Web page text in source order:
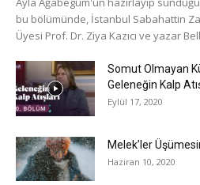
bu bölümünde, İstanbul Sabahattin
Üyesi Prof. Dr. Ziya Kazıcı ve yazar
Somut Olmayan
Geleneğin Kalp
Eylül 17, 2020
Melek’ler
Haziran 10, 2020